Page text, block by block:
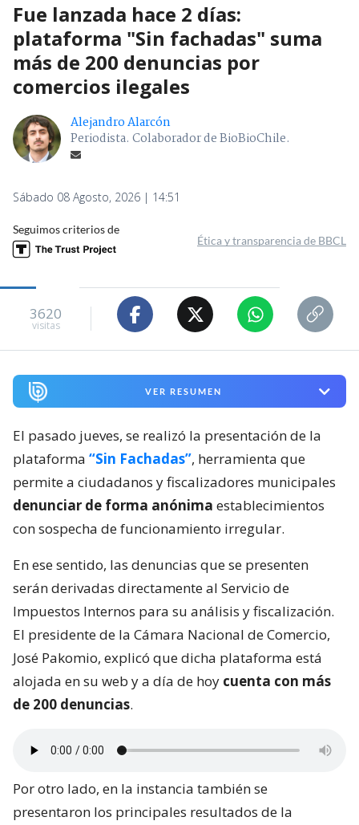
Fue lanzada hace 2 días:
plataforma "Sin fachadas" suma
más de 200 denuncias por
comercios ilegales
Alejandro Alarcón
Periodista. Colaborador de BioBioChile.
Sábado 08 Agosto, 2026 | 14:51
Seguimos criterios de
Ética y transparencia de BBCL
3620
visitas
VER RESUMEN
El pasado jueves, se realizó la presentación de la
plataforma “Sin Fachadas”, herramienta que
permite a ciudadanos y fiscalizadores municipales
denunciar de forma anónima establecimientos
con sospecha de funcionamiento irregular.
En ese sentido, las denuncias que se presenten
serán derivadas directamente al Servicio de
Impuestos Internos para su análisis y fiscalización.
El presidente de la Cámara Nacional de Comercio,
José Pakomio, explicó que dicha plataforma está
alojada en su web y a día de hoy cuenta con más
de 200 denuncias.
Por otro lado, en la instancia también se
presentaron los principales resultados de la